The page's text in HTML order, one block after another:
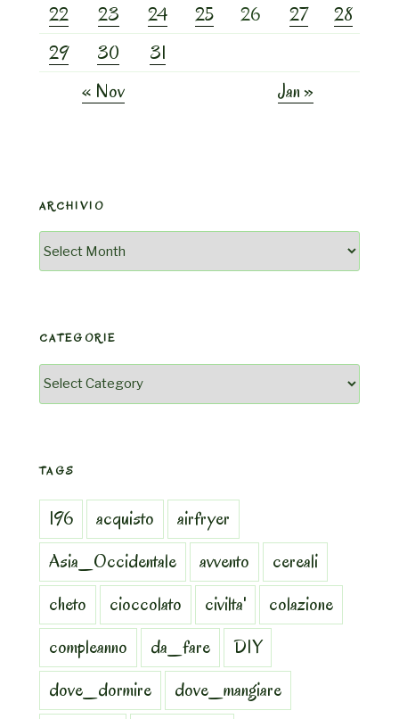
22
23 24 25 26 27
28
29
30
31
« Nov
Jan »
ARCHIVIO
Archivio
CATEGORIE
Categorie
TAGS
196 acquisto
airfryer
Asia_Occidentale
avvento
cereali
cheto
cioccolato civilta'
colazione
compleanno
da_fare
DIY
dove_dormire
dove_mangiare